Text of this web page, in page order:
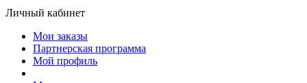
Личный кабинет
Мои заказы
Партнерская программа
Мой профиль